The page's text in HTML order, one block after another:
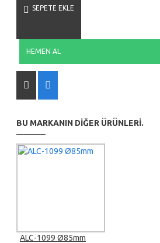
SEPETE EKLE
HEMEN AL
BU MARKANIN DIĞER ÜRÜNLERI.
ALC-1099 Ø85mm